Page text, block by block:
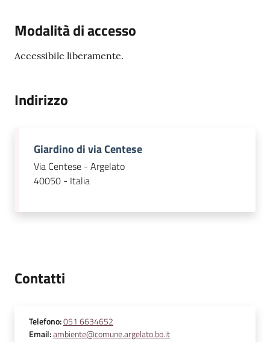
Modalità di accesso
Accessibile liberamente.
Indirizzo
Giardino di via Centese
Via Centese - Argelato
40050 - Italia
Contatti
Telefono:051 6634652
Email:ambiente@comune.argelato.bo.it